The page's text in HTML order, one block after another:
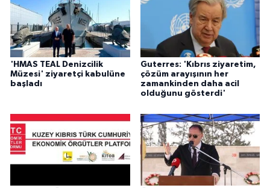
'HMAS TEAL Denizcilik
Müzesi' ziyaretçi kabulüne
başladı
Guterres: 'Kıbrıs ziyaretim,
çözüm arayışının her
zamankinden daha acil
olduğunu gösterdi'